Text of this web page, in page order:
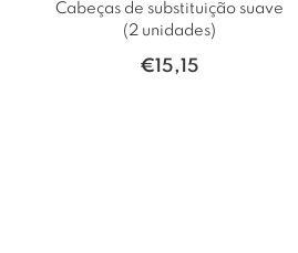
Cabeças de substituição suave
(2 unidades)
€15,15